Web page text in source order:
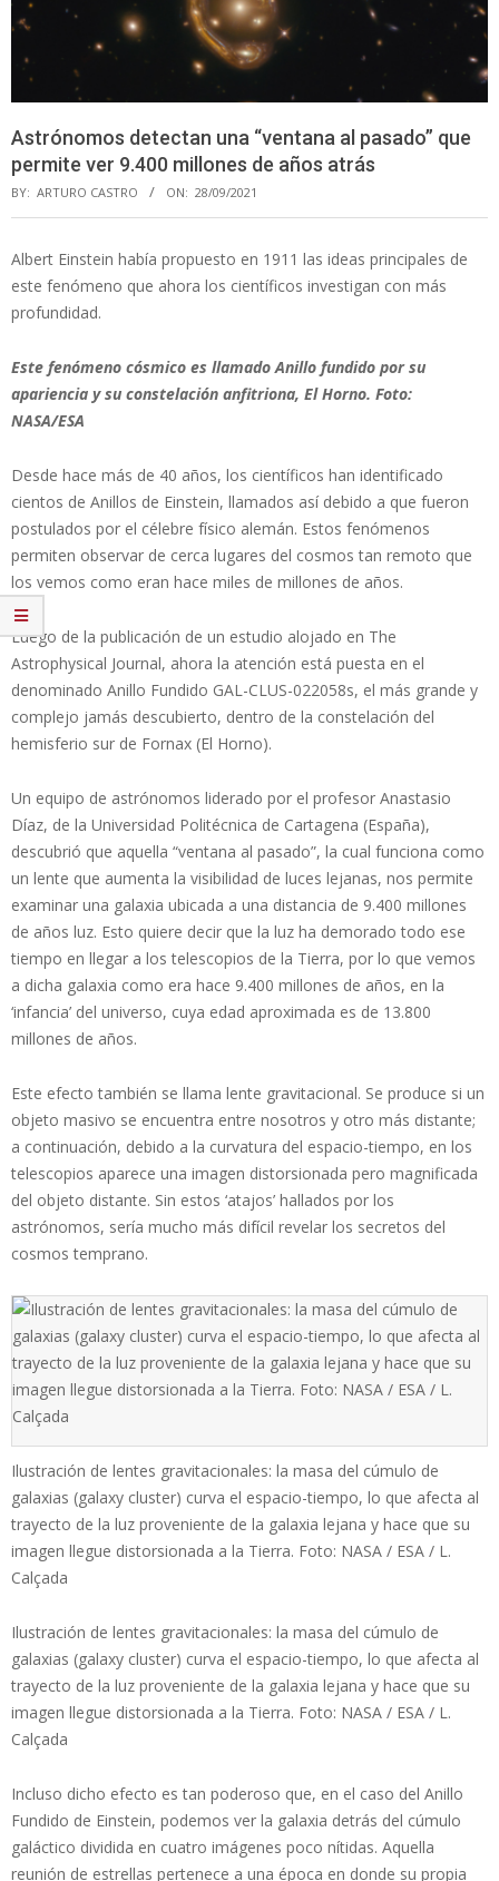
Astrónomos detectan una “ventana al pasado” que
permite ver 9.400 millones de años atrás
BY: ARTURO CASTRO ON: 28/09/2021
Albert Einstein había propuesto en 1911 las ideas principales de
este fenómeno que ahora los científicos investigan con más
profundidad.
Este fenómeno cósmico es llamado Anillo fundido por su
apariencia y su constelación anfitriona, El Horno. Foto:
NASA/ESA
Desde hace más de 40 años, los científicos han identificado
cientos de Anillos de Einstein, llamados así debido a que fueron
postulados por el célebre físico alemán. Estos fenómenos
permiten observar de cerca lugares del cosmos tan remoto que
los vemos como eran hace miles de millones de años.
Luego de la publicación de un estudio alojado en The
Astrophysical Journal, ahora la atención está puesta en el
denominado Anillo Fundido GAL-CLUS-022058s, el más grande y
complejo jamás descubierto, dentro de la constelación del
hemisferio sur de Fornax (El Horno).
Un equipo de astrónomos liderado por el profesor Anastasio
Díaz, de la Universidad Politécnica de Cartagena (España),
descubrió que aquella “ventana al pasado”, la cual funciona como
un lente que aumenta la visibilidad de luces lejanas, nos permite
examinar una galaxia ubicada a una distancia de 9.400 millones
de años luz. Esto quiere decir que la luz ha demorado todo ese
tiempo en llegar a los telescopios de la Tierra, por lo que vemos
a dicha galaxia como era hace 9.400 millones de años, en la
‘infancia’ del universo, cuya edad aproximada es de 13.800
millones de años.
Este efecto también se llama lente gravitacional. Se produce si un
objeto masivo se encuentra entre nosotros y otro más distante;
a continuación, debido a la curvatura del espacio-tiempo, en los
telescopios aparece una imagen distorsionada pero magnificada
del objeto distante. Sin estos ‘atajos’ hallados por los
astrónomos, sería mucho más difícil revelar los secretos del
cosmos temprano.
Ilustración de lentes gravitacionales: la masa del cúmulo de
galaxias (galaxy cluster) curva el espacio-tiempo, lo que afecta al
trayecto de la luz proveniente de la galaxia lejana y hace que su
imagen llegue distorsionada a la Tierra. Foto: NASA / ESA / L.
Calçada
Ilustración de lentes gravitacionales: la masa del cúmulo de
galaxias (galaxy cluster) curva el espacio-tiempo, lo que afecta al
trayecto de la luz proveniente de la galaxia lejana y hace que su
imagen llegue distorsionada a la Tierra. Foto: NASA / ESA / L.
Calçada
Incluso dicho efecto es tan poderoso que, en el caso del Anillo
Fundido de Einstein, podemos ver la galaxia detrás del cúmulo
galáctico dividida en cuatro imágenes poco nítidas. Aquella
reunión de estrellas pertenece a una época en donde su propia